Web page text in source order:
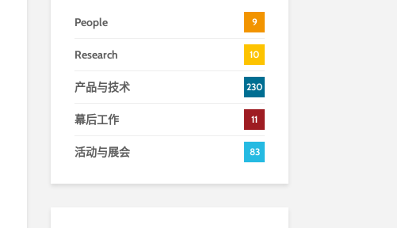
People 9
Research 10
产品与技术 230
幕后工作 11
活动与展会 83